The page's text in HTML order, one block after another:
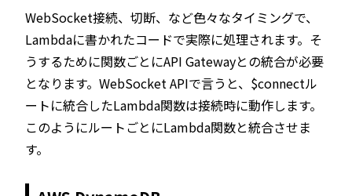
WebSocket接続、切断、など色々なタイミングで、
Lambdaに書かれたコードで実際に処理されます。そ
うするために関数ごとにAPI Gatewayとの統合が必要
となります。WebSocket APIで言うと、$connectル
ートに統合したLambda関数は接続時に動作します。
このようにルートごとにLambda関数と統合させま
す。